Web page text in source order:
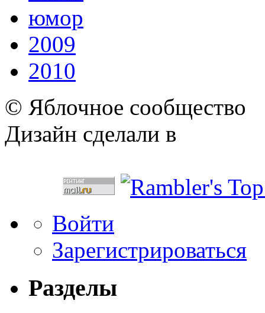
юмор
2009
2010
© Яблочное сообщество
Дизайн сделали в
Войти
Зарегистрироваться
Разделы